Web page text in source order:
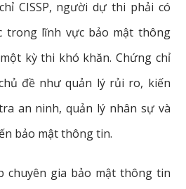
CISSP, người dự thi phải có
trong lĩnh vực bảo mật thông
kỳ thi khó khăn. Chứng chỉ
đề như quản lý rủi ro, kiến
an ninh, quản lý nhân sự và
bảo mật thông tin.
chuyên gia bảo mật thông tin